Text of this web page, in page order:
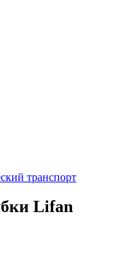
транспорт
Lifan